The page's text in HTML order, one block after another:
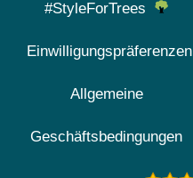
#StyleForTrees
Einwilligungspräferenzen
Allgemeine
Geschäftsbedingungen